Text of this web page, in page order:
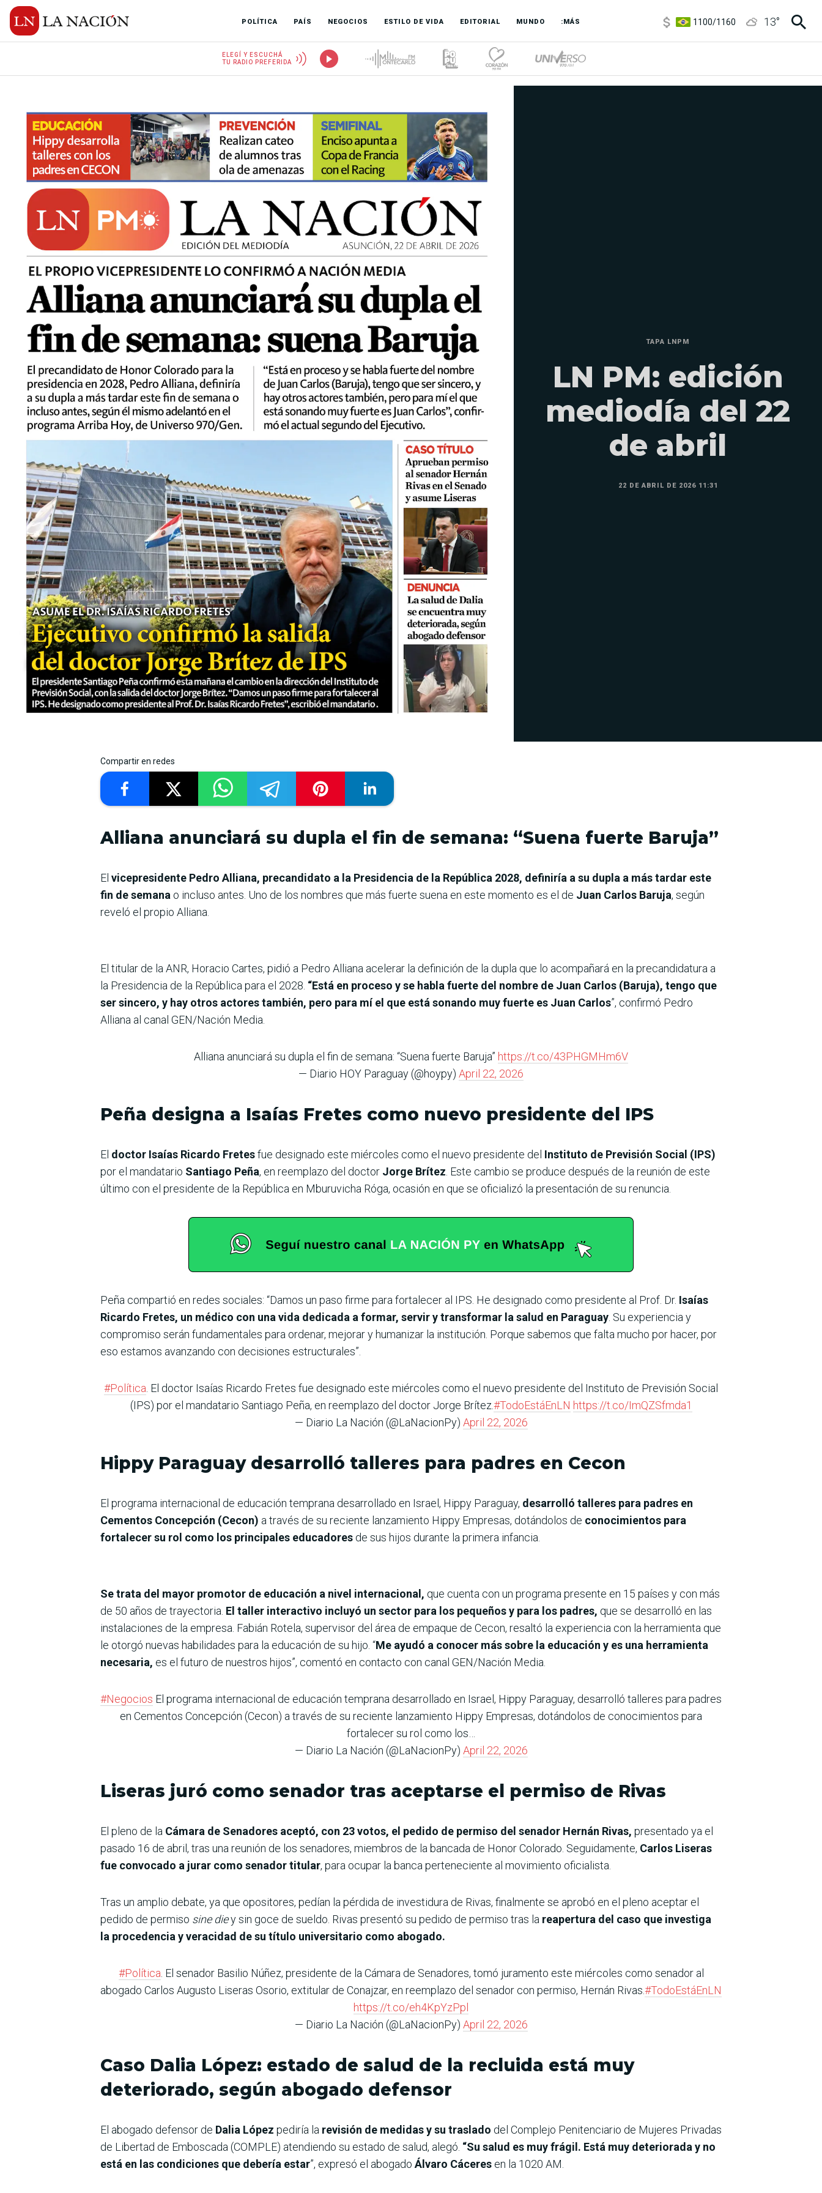
POLÍTICA PAÍS NEGOCIOS ESTILO DE VIDA EDITORIAL MUNDO :MÁS
1100 /1160
13°
ELEGÍ Y ESCUCHÁ
TU RADIO PREFERIDA
TAPA LNPM
LN PM: edición
mediodía del 22
de abril
22 DE ABRIL DE 2026 11:31
Compartir en redes
Alliana anunciará su dupla el fin de semana: “Suena fuerte Baruja”
El vicepresidente Pedro Alliana, precandidato a la Presidencia de la República 2028, definiría a su dupla a más tardar este
fin de semana o incluso antes. Uno de los nombres que más fuerte suena en este momento es el de Juan Carlos Baruja, según
reveló el propio Alliana.
El titular de la ANR, Horacio Cartes, pidió a Pedro Alliana acelerar la definición de la dupla que lo acompañará en la precandidatura a
la Presidencia de la República para el 2028. “Está en proceso y se habla fuerte del nombre de Juan Carlos (Baruja), tengo que
ser sincero, y hay otros actores también, pero para mí el que está sonando muy fuerte es Juan Carlos”, confirmó Pedro
Alliana al canal GEN/Nación Media.
Alliana anunciará su dupla el fin de semana: “Suena fuerte Baruja” https://t.co/43PHGMHm6V
— Diario HOY Paraguay (@hoypy) April 22, 2026
Peña designa a Isaías Fretes como nuevo presidente del IPS
El doctor Isaías Ricardo Fretesfue designado este miércoles como el nuevo presidente del Instituto de Previsión Social (IPS)
por el mandatario Santiago Peña, en reemplazo del doctor Jorge Brítez . Este cambio se produce después de la reunión de este
último con el presidente de la República en Mburuvicha Róga, ocasión en que se oficializó la presentación de su renuncia.
Peña compartió en redes sociales: “Damos un paso firme para fortalecer al IPS. He designado como presidente al Prof. Dr. Isaías
Ricardo Fretes, un médico con una vida dedicada a formar, servir y transformar la salud en Paraguay . Su experiencia y
compromiso serán fundamentales para ordenar, mejorar y humanizar la institución. Porque sabemos que falta mucho por hacer, por
eso estamos avanzando con decisiones estructurales”.
#Política . El doctor Isaías Ricardo Fretes fue designado este miércoles como el nuevo presidente del Instituto de Previsión Social
(IPS) por el mandatario Santiago Peña, en reemplazo del doctor Jorge Brítez.#TodoEstáEnLN https://t.co/ImQZSfmda1
— Diario La Nación (@LaNacionPy) April 22, 2026
Hippy Paraguay desarrolló talleres para padres en Cecon
El programa internacional de educación temprana desarrollado en Israel, Hippy Paraguay, desarrolló talleres para padres en
Cementos Concepción (Cecon) a través de su reciente lanzamiento Hippy Empresas, dotándolos de conocimientos para
fortalecer su rol como los principales educadores de sus hijos durante la primera infancia.
Se trata del mayor promotor de educación a nivel internacional, que cuenta con un programa presente en 15 países y con más
de 50 años de trayectoria. El taller interactivo incluyó un sector para los pequeños y para los padres, que se desarrolló en las
instalaciones de la empresa. Fabián Rotela, supervisor del área de empaque de Cecon, resaltó la experiencia con la herramienta que
le otorgó nuevas habilidades para la educación de su hijo. “Me ayudó a conocer más sobre la educación y es una herramienta
necesaria, es el futuro de nuestros hijos”, comentó en contacto con canal GEN/Nación Media.
#Negocios El programa internacional de educación temprana desarrollado en Israel, Hippy Paraguay, desarrolló talleres para padres
en Cementos Concepción (Cecon) a través de su reciente lanzamiento Hippy Empresas, dotándolos de conocimientos para
fortalecer su rol como los…
— Diario La Nación (@LaNacionPy) April 22, 2026
Liseras juró como senador tras aceptarse el permiso de Rivas
El pleno de la Cámara de Senadores aceptó, con 23 votos, el pedido de permiso del senador Hernán Rivas, presentado ya el
pasado 16 de abril, tras una reunión de los senadores, miembros de la bancada de Honor Colorado. Seguidamente, Carlos Liseras
fue convocado a jurar como senador titular, para ocupar la banca perteneciente al movimiento oficialista.
Tras un amplio debate, ya que opositores, pedían la pérdida de investidura de Rivas, finalmente se aprobó en el pleno aceptar el
pedido de permiso sine diey sin goce de sueldo. Rivas presentó su pedido de permiso tras la reapertura del caso que investiga
la procedencia y veracidad de su título universitario como abogado.
#Política . El senador Basilio Núñez, presidente de la Cámara de Senadores, tomó juramento este miércoles como senador al
abogado Carlos Augusto Liseras Osorio, extitular de Conajzar, en reemplazo del senador con permiso, Hernán Rivas.#TodoEstáEnLN
https://t.co/eh4KpYzPpl
— Diario La Nación (@LaNacionPy) April 22, 2026
Caso Dalia López: estado de salud de la recluida está muy
deteriorado, según abogado defensor
El abogado defensor de Dalia López pediría la revisión de medidas y su traslado del Complejo Penitenciario de Mujeres Privadas
de Libertad de Emboscada (COMPLE) atendiendo su estado de salud, alegó. “Su salud es muy frágil. Está muy deteriorada y no
está en las condiciones que debería estar”, expresó el abogado Álvaro Cáceres en la 1020 AM.